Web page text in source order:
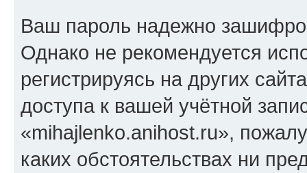
Ваш пароль надежно
Однако не рекомендуется
регистрируясь на других
доступа к вашей учётной
«mihajlenko.anihost.ru»,
каких обстоятельствах ни